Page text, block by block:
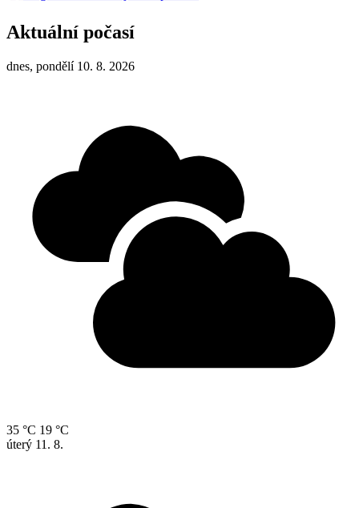
Aktuální počasí
dnes, pondělí 10. 8. 2026
35 °C 19 °C
úterý 11. 8.